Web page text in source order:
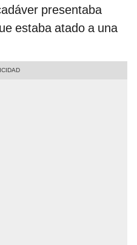
presentaba
estaba atado a una